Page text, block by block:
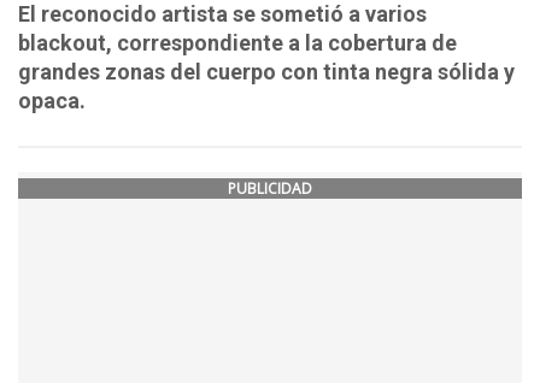
El reconocido artista se sometió a varios
blackout, correspondiente a la cobertura de
grandes zonas del cuerpo con tinta negra sólida y
opaca.
PUBLICIDAD